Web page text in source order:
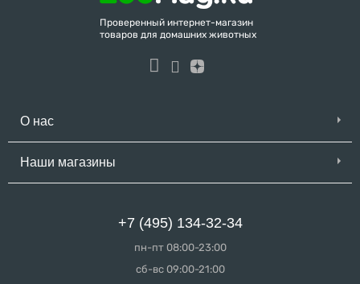
Проверенный интернет-магазин
товаров для домашних животных
О нас
Наши магазины
+7 (495) 134-32-34
пн-пт 08:00-23:00
сб-вс 09:00-21:00